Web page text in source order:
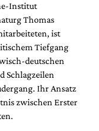
Institut
Thomas
ist
Tiefgang
deutschen
Schlagzeilen
Ihr Ansatz
zwischen Erster